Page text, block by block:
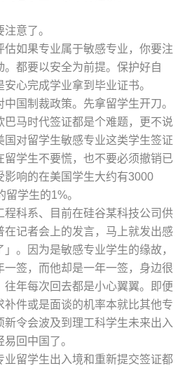
意了。
估如果专业属于敏感专业，你要注
都要以安全为前提。保护好自
心完成学业拿到毕业证书。
国制裁政策。先拿留学生开刀。
巴马时代签证都是个难题，更不说
国对留学生敏感专业这类学生签证
留学生不要慌，也不要必须撤销已
影响的在美国学生大约有3000
学生的1%。
程科系、目前在硅谷某科技公司供
在记者会上的发言，马上就发出感
。因为是敏感专业学生的缘故，
一签，而他却是一年一签，身边很
往年每次回去都是小心翼翼。即便
补件或是面谈的机率本就比其他专
令会波及到理工科学生未来出入
回中国了。
业留学生出入境和重新提交签证都